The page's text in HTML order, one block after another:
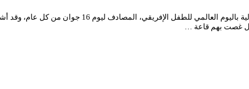
احتضن المسرح الوطني الجزائري “محي الدين بشطارزي”، يوم
غصت بهم قاعة …